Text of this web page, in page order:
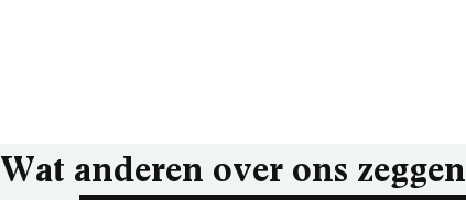
Wat anderen over ons zeggen